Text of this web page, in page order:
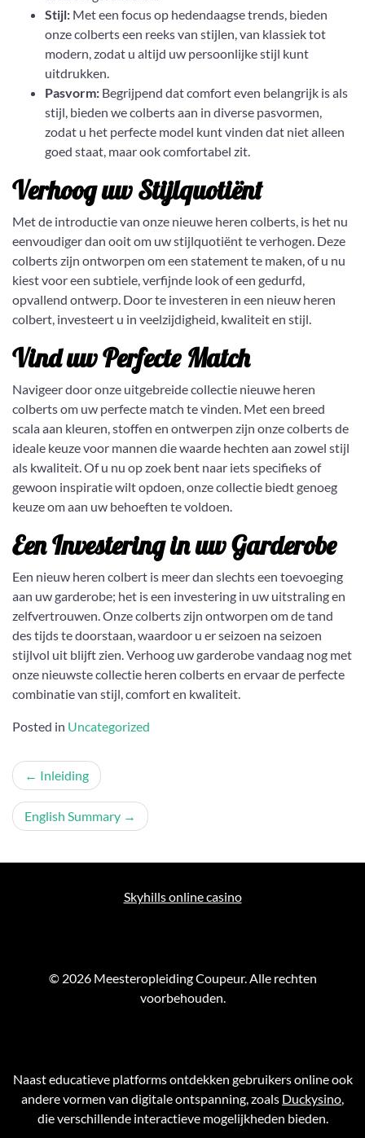
Stijl: Met een focus op hedendaagse trends, bieden
onze colberts een reeks van stijlen, van klassiek tot
modern, zodat u altijd uw persoonlijke stijl kunt
uitdrukken.
Pasvorm: Begrijpend dat comfort even belangrijk is als
stijl, bieden we colberts aan in diverse pasvormen,
zodat u het perfecte model kunt vinden dat niet alleen
goed staat, maar ook comfortabel zit.
Verhoog uw Stijlquotiënt
Met de introductie van onze nieuwe heren colberts, is het nu
eenvoudiger dan ooit om uw stijlquotiënt te verhogen. Deze
colberts zijn ontworpen om een statement te maken, of u nu
kiest voor een subtiele, verfijnde look of een gedurfd,
opvallend ontwerp. Door te investeren in een nieuw heren
colbert, investeert u in veelzijdigheid, kwaliteit en stijl.
Vind uw Perfecte Match
Navigeer door onze uitgebreide collectie nieuwe heren
colberts om uw perfecte match te vinden. Met een breed
scala aan kleuren, stoffen en ontwerpen zijn onze colberts de
ideale keuze voor mannen die waarde hechten aan zowel stijl
als kwaliteit. Of u nu op zoek bent naar iets specifieks of
gewoon inspiratie wilt opdoen, onze collectie biedt genoeg
keuze om aan uw behoeften te voldoen.
Een Investering in uw Garderobe
Een nieuw heren colbert is meer dan slechts een toevoeging
aan uw garderobe; het is een investering in uw uitstraling en
zelfvertrouwen. Onze colberts zijn ontworpen om de tand
des tijds te doorstaan, waardoor u er seizoen na seizoen
stijlvol uit blijft zien. Verhoog uw garderobe vandaag nog met
onze nieuwste collectie heren colberts en ervaar de perfecte
combinatie van stijl, comfort en kwaliteit.
Posted in Uncategorized
Post
navigation
Inleiding
English Summary
Skyhills online casino
© 2026 Meesteropleiding Coupeur. Alle rechten
voorbehouden.
Naast educatieve platforms ontdekken gebruikers online ook
andere vormen van digitale ontspanning, zoals Duckysino
die verschillende interactieve mogelijkheden bieden.